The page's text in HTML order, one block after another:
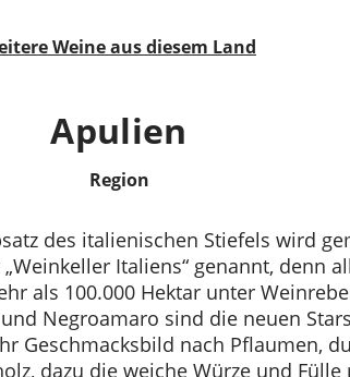
Weine aus diesem Land
Apulien
Region
des italienischen Stiefels wird
Italiens“ genannt, denn
als 100.000 Hektar unter
Negroamaro sind die neuen
Geschmacksbild nach Pflaumen,
dazu die weiche Würze und Fülle